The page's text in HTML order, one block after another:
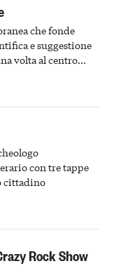
che fonde
e suggestione
volta al centro
passato astigiano
con tre tappe
cittadino
Rock Show